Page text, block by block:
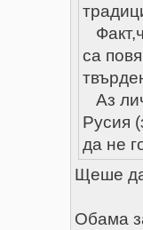
са
Аз
Русия
да не
Щеше
Обама